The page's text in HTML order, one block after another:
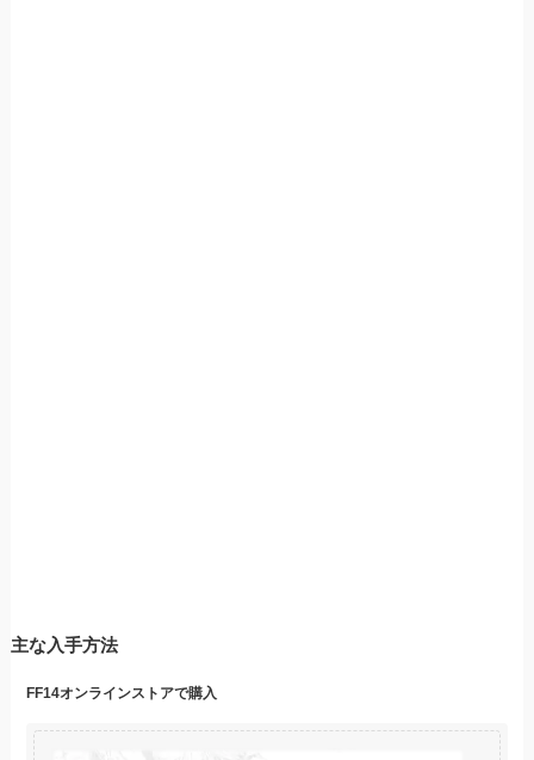
主な入手方法
FF14オンラインストアで購入